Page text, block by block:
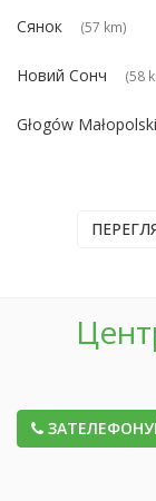
Сянок (57 km)
Новий Сонч (58
Głogów